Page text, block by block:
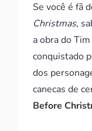
Se você é fã
Christmas,
a obra do
conquistado
dos
canecas de
Before